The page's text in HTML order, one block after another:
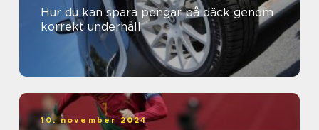
Hur du kan spara pengar på däck genom
korrekt underhåll
10. november 2024